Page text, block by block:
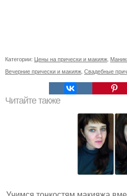
Категории: Цены на прически и макияж
Вечерние прически и макияж Свадебные
Читайте также